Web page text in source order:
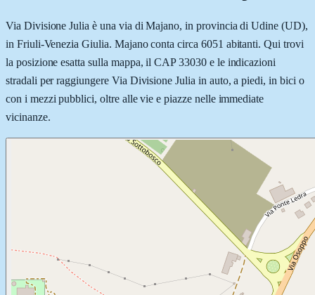
Via Divisione Julia è una via di Majano, in provincia di Udine (UD),
in Friuli-Venezia Giulia. Majano conta circa 6051 abitanti. Qui trovi
la posizione esatta sulla mappa, il CAP 33030 e le indicazioni
stradali per raggiungere Via Divisione Julia in auto, a piedi, in bici o
con i mezzi pubblici, oltre alle vie e piazze nelle immediate
vicinanze.